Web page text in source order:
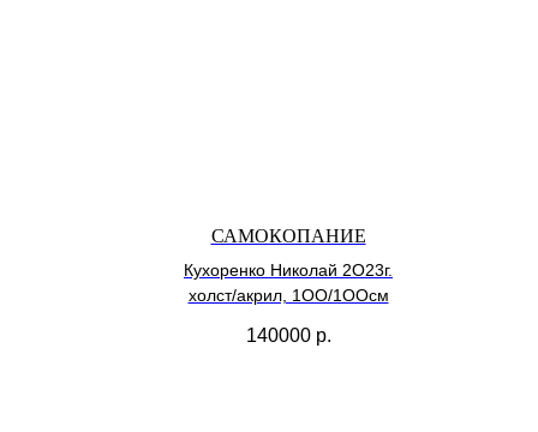
САМОКОПАНИЕ
Кухоренко Николай 2О23г.
холст/акрил, 1ОО/1ООсм
140000 р.